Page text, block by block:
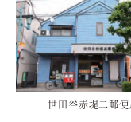
世田谷赤堤二郵便